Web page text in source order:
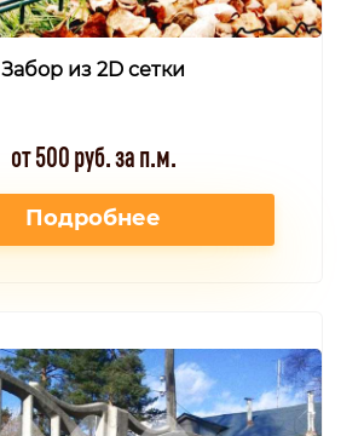
Забор из 2D сетки
от 500 руб. за п.м.
Подробнее